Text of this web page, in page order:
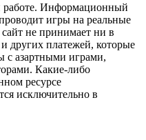
работе. Информационный
игры на реальные
не принимает ни в
других платежей, которые
с азартными играми,
Какие-либо
ресурсе
исключительно в